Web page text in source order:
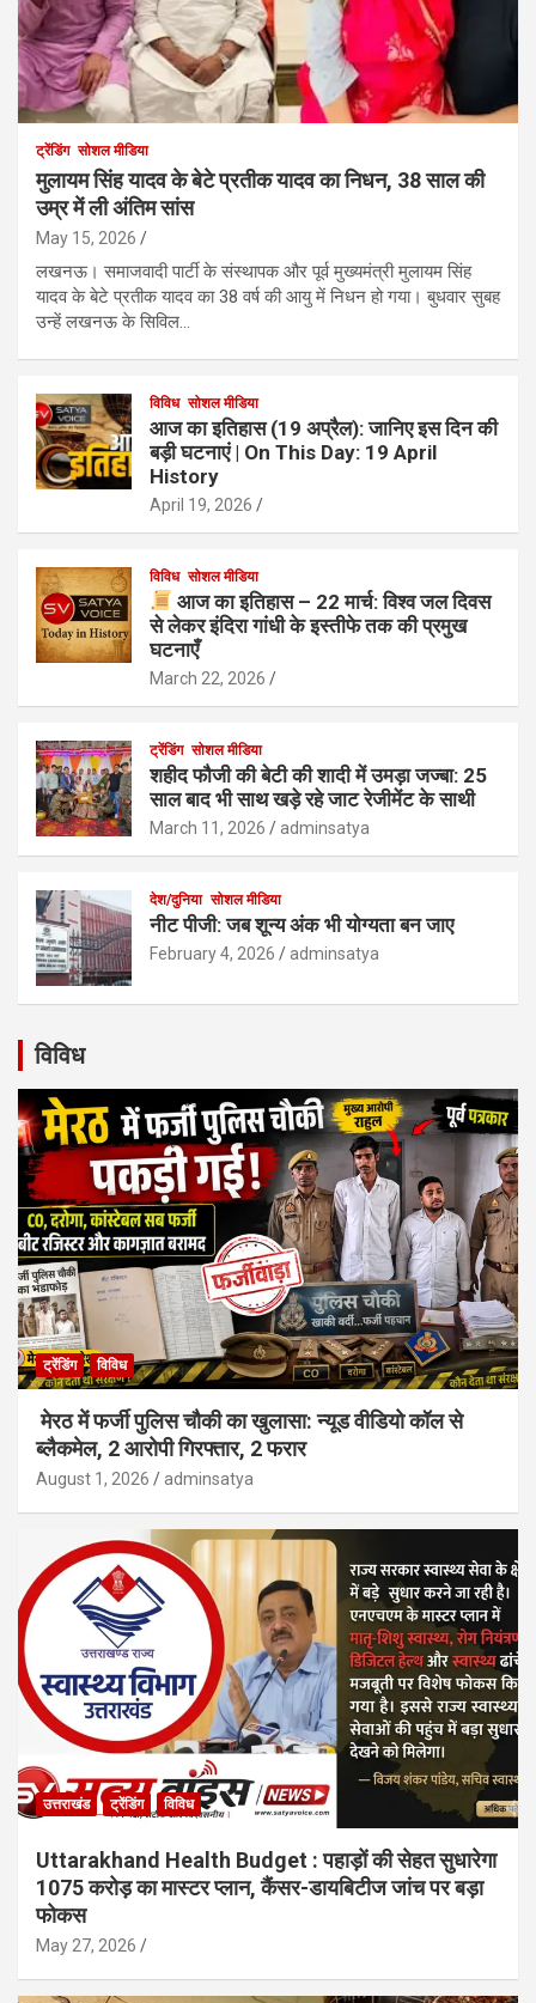
ट्रेंडिंग सोशल मीडिया
मुलायम सिंह यादव के बेटे प्रतीक यादव का निधन, 38 साल की
उम्र में ली अंतिम सांस
May 15, 2026
लखनऊ। समाजवादी पार्टी के संस्थापक और पूर्व मुख्यमंत्री मुलायम सिंह
यादव के बेटे प्रतीक यादव का 38 वर्ष की आयु में निधन हो गया। बुधवार सुबह
उन्हें लखनऊ के सिविल…
विविध सोशल मीडिया
आज का इतिहास (19 अप्रैल): जानिए इस दिन की
बड़ी घटनाएं | On This Day: 19 April
History
April 19, 2026
विविध सोशल मीडिया
आज का इतिहास – 22 मार्च: विश्व जल दिवस
से लेकर इंदिरा गांधी के इस्तीफे तक की प्रमुख
घटनाएँ
March 22, 2026
ट्रेंडिंग सोशल मीडिया
शहीद फौजी की बेटी की शादी में उमड़ा जज्बा: 25
साल बाद भी साथ खड़े रहे जाट रेजीमेंट के साथी
March 11, 2026 adminsatya
देश/दुनिया सोशल मीडिया
नीट पीजी: जब शून्य अंक भी योग्यता बन जाए
February 4, 2026 adminsatya
विविध
ट्रेंडिंग विविध
मेरठ में फर्जी पुलिस चौकी का खुलासा: न्यूड वीडियो कॉल से
ब्लैकमेल, 2 आरोपी गिरफ्तार, 2 फरार
August 1, 2026 adminsatya
उत्तराखंड ट्रेंडिंग विविध
Uttarakhand Health Budget : पहाड़ों की सेहत सुधारेगा
1075 करोड़ का मास्टर प्लान, कैंसर-डायबिटीज जांच पर बड़ा
फोकस
May 27, 2026